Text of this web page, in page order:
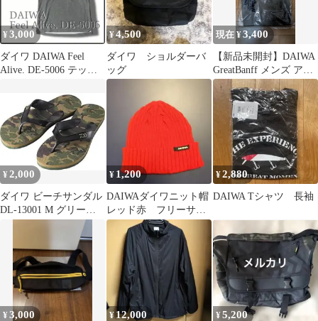
¥ 3,000
ダイワ DAIWA Feel
Alive. DE-5006 テック
¥4,500
ダイワ ショルダーバ
ッグ
現在 ¥3,400
【新品未開封】DAIWA
GreatBanff メンズ アウ
トドアパンツ
¥2,000
ダイワ ビーチサンダル
DL-13001 M グリーン
¥ 1,200
DAIWAダイワニット帽
レッド赤 フリーサイ
ズ釣り
¥2,880
DAIWA Tシャツ 長袖
¥3,000 ¥ 12,000 ¥5,200